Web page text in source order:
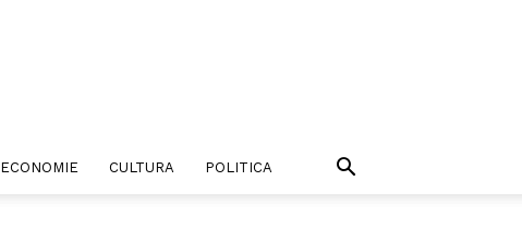
ECONOMIE CULTURA POLITICA